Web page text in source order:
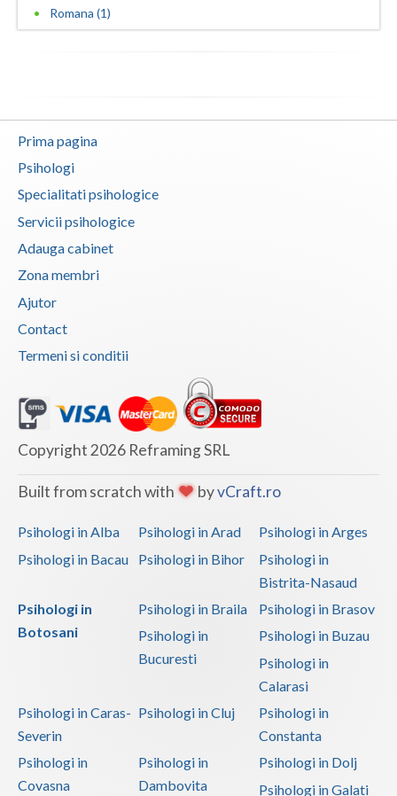
Vaslui
Romana (1)
Prima pagina
Psihologi
Specialitati psihologice
Servicii psihologice
Adauga cabinet
Zona membri
Ajutor
Contact
Termeni si conditii
Copyright 2026 Reframing SRL
Built from scratch with byvCraft.ro
Psihologi in Alba Psihologi in Arad
Psihologi in Arges
Psihologi in Bacau
Psihologi in Bihor
Psihologi in
Bistrita-Nasaud
Psihologi in
Botosani
Psihologi in Braila
Psihologi in Brasov
Psihologi in
Bucuresti
Psihologi in Buzau
Psihologi in
Calarasi
Psihologi in Caras-
Severin
Psihologi in Cluj
Psihologi in
Constanta
Psihologi in
Covasna
Psihologi in
Dambovita
Psihologi in Dolj
Psihologi in Galati